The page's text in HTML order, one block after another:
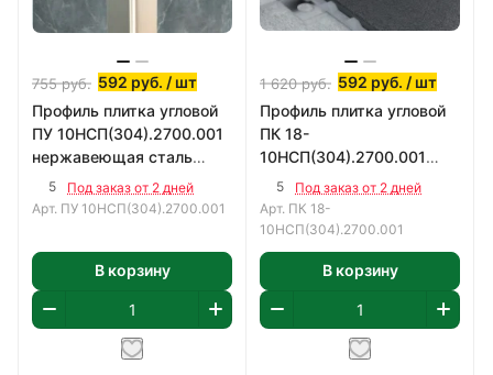
755руб. 592 руб. / шт
Профиль плитка угловой
ПУ 10НСП(304).2700.001
нержавеющая сталь
полированная
5
Под заказ от 2 дней
Арт. ПУ 10НСП(304).2700.001
В корзину
1 620руб. 592 руб. / шт
Профиль плитка угловой
ПК 18-
10НСП(304).2700.001
нержавеющая сталь
полированная
5
Под заказ от 2 дней
Арт. ПК 18-
10НСП(304).2700.001
В корзину